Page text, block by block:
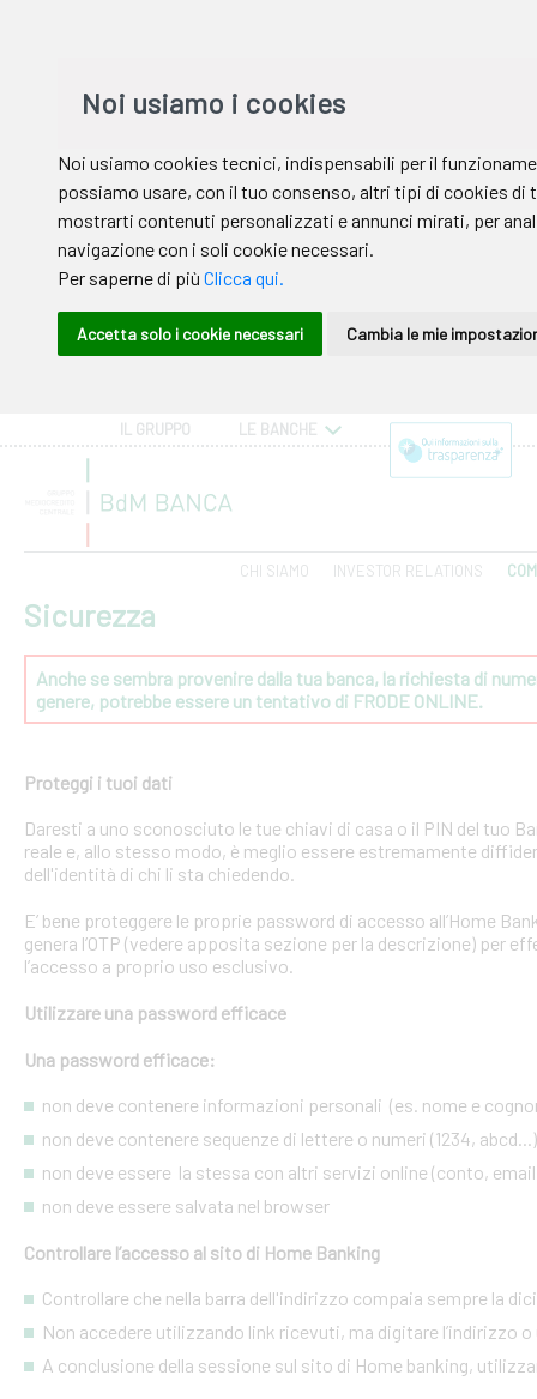
IL GRUPPO LE BANCHE
CHI SIAMO INVESTOR RELATIONS
Sicurezza
Anche se sembra provenire dalla tua banca, la richiesta di
genere, potrebbe essere un tentativo di FRODE ONLINE.
Proteggi i tuoi dati
Daresti a uno sconosciuto le tue chiavi di casa o il PIN del tuo
reale e, allo stesso modo, è meglio essere estremamente
dell'identità di chi li sta chiedendo.
E’ bene proteggere le proprie password di accesso all’Home
genera l’OTP (vedere apposita sezione per la descrizione) per
l’accesso a proprio uso esclusivo.
Utilizzare una password efficace
Una password efficace:
non deve contenere informazioni personali (es. nome e
non deve contenere sequenze di lettere o numeri (1234, abcd...)
non deve essere la stessa con altri servizi online (conto,
non deve essere salvata nel browser
Controllare l’accesso al sito di Home Banking
Controllare che nella barra dell'indirizzo compaia sempre la
Non accedere utilizzando link ricevuti, ma digitare l’indirizzo
A conclusione della sessione sul sito di Home banking,